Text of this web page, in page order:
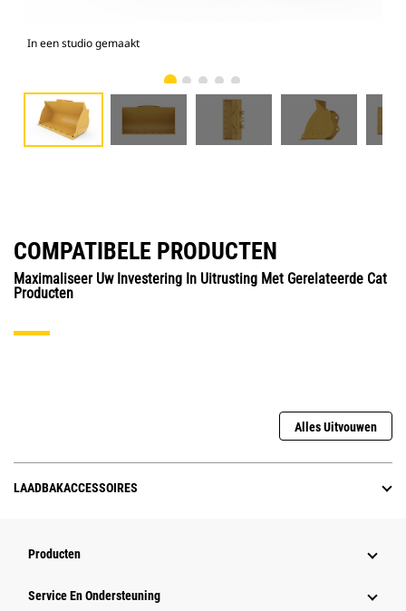
In een studio gemaakt
COMPATIBELE PRODUCTEN
Maximaliseer Uw Investering In Uitrusting Met Gerelateerde Cat
Producten
Alles Uitvouwen
LAADBAKACCESSOIRES
Producten
Service En Ondersteuning